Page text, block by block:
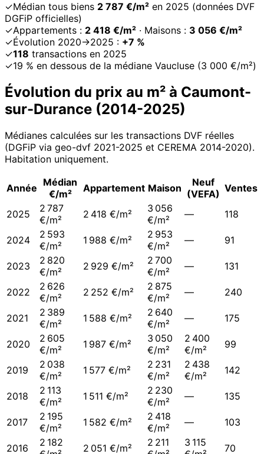
✓Médian tous biens 2 787 €/m² en 2025 (données DVF
DGFiP officielles)
✓Appartements : 2 418 €/m² · Maisons : 3 056 €/m²
✓Évolution 2020→2025 : +7 %
✓118 transactions en 2025
✓19 % en dessous de la médiane Vaucluse (3 000 €/m²)
Évolution du prix au m² à Caumont-
sur-Durance (2014-2025)
Médianes calculées sur les transactions DVF réelles
(DGFiP via geo-dvf 2021-2025 et CEREMA 2014-2020).
Habitation uniquement.
Année Médian
€/m²
Appartement Maison
Neuf
(VEFA) Ventes
2025
2 787
€/m²
2 418 €/m²
3 056
€/m²
— 118
2024
2 593
€/m²
1 988 €/m²
2 953
€/m²
— 91
2023
2 820
€/m²
2 929 €/m²
2 700
€/m²
— 131
2022
2 626
€/m²
2 252 €/m²
2 875
€/m²
— 240
2021
2 389
€/m²
1 588 €/m²
2 640
€/m²
— 175
2020
2 605
€/m²
1 987 €/m²
3 050
€/m²
2 400
€/m²
99
2019
2 038
€/m²
1 577 €/m²
2 231
€/m²
2 438
€/m²
142
2018
2 113
€/m²
1 511 €/m²
2 230
€/m²
— 135
2017
2 195
€/m²
1 582 €/m²
2 418
€/m²
— 103
2016
2 182
2 051 €/m²
2 211
3 115
70